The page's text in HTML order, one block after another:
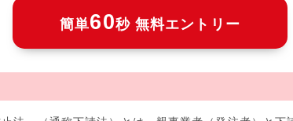
簡単60秒 無料エントリー